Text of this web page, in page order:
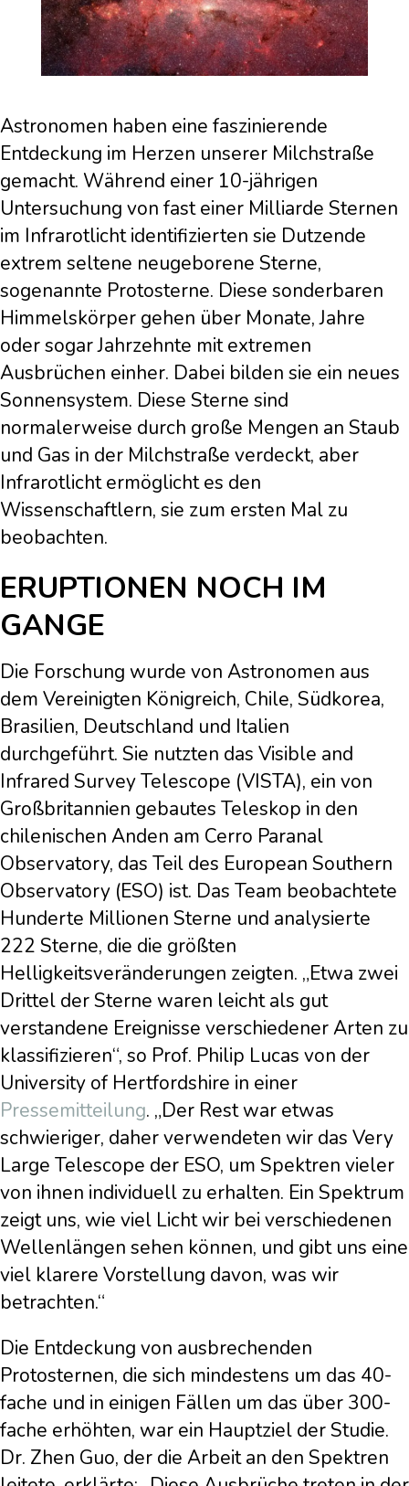
Astronomen haben eine faszinierende
Entdeckung im Herzen unserer Milchstraße
gemacht. Während einer 10-jährigen
Untersuchung von fast einer Milliarde Sternen
im Infrarotlicht identifizierten sie Dutzende
extrem seltene neugeborene Sterne,
sogenannte Protosterne. Diese sonderbaren
Himmelskörper gehen über Monate, Jahre
oder sogar Jahrzehnte mit extremen
Ausbrüchen einher. Dabei bilden sie ein neues
Sonnensystem. Diese Sterne sind
normalerweise durch große Mengen an Staub
und Gas in der Milchstraße verdeckt, aber
Infrarotlicht ermöglicht es den
Wissenschaftlern, sie zum ersten Mal zu
beobachten.
ERUPTIONEN NOCH IM
GANGE
Die Forschung wurde von Astronomen aus
dem Vereinigten Königreich, Chile, Südkorea,
Brasilien, Deutschland und Italien
durchgeführt. Sie nutzten das Visible and
Infrared Survey Telescope (VISTA), ein von
Großbritannien gebautes Teleskop in den
chilenischen Anden am Cerro Paranal
Observatory, das Teil des European Southern
Observatory (ESO) ist. Das Team beobachtete
Hunderte Millionen Sterne und analysierte
222 Sterne, die die größten
Helligkeitsveränderungen zeigten. „Etwa zwei
Drittel der Sterne waren leicht als gut
verstandene Ereignisse verschiedener Arten zu
klassifizieren“, so Prof. Philip Lucas von der
University of Hertfordshire in einer
Pressemitteilung. „Der Rest war etwas
schwieriger, daher verwendeten wir das Very
Large Telescope der ESO, um Spektren vieler
von ihnen individuell zu erhalten. Ein Spektrum
zeigt uns, wie viel Licht wir bei verschiedenen
Wellenlängen sehen können, und gibt uns eine
viel klarere Vorstellung davon, was wir
betrachten.“
Die Entdeckung von ausbrechenden
Protosternen, die sich mindestens um das 40-
fache und in einigen Fällen um das über 300-
fache erhöhten, war ein Hauptziel der Studie.
Dr. Zhen Guo, der die Arbeit an den Spektren